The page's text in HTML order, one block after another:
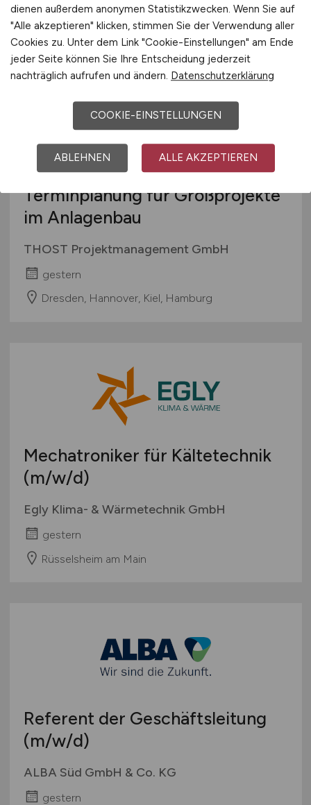
Winnenden
Ingenieur*in(m/w/d)in der
Terminplanung für Großprojekte
im Anlagenbau
THOST Projektmanagement GmbH
gestern
Dresden, Hannover, Kiel, Hamburg
Mechatroniker für Kältetechnik
(m/w/d)
Egly Klima- & Wärmetechnik GmbH
gestern
Rüsselsheim am Main
Referent der Geschäftsleitung
(m/w/d)
ALBA Süd GmbH & Co. KG
gestern
dienen außerdem anonymen Statistikzwecken. Wenn Sie auf
"Alle akzeptieren" klicken, stimmen Sie der Verwendung aller
Cookies zu. Unter dem Link "Cookie-Einstellungen" am Ende
jeder Seite können Sie Ihre Entscheidung jederzeit
nachträglich aufrufen und ändern. Datenschutzerklärung
COOKIE-EINSTELLUNGEN
ABLEHNEN ALLE AKZEPTIEREN